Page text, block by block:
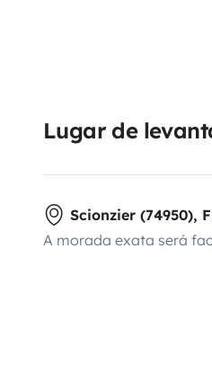
Lugar de
Scionzier (74950),
A morada exata será